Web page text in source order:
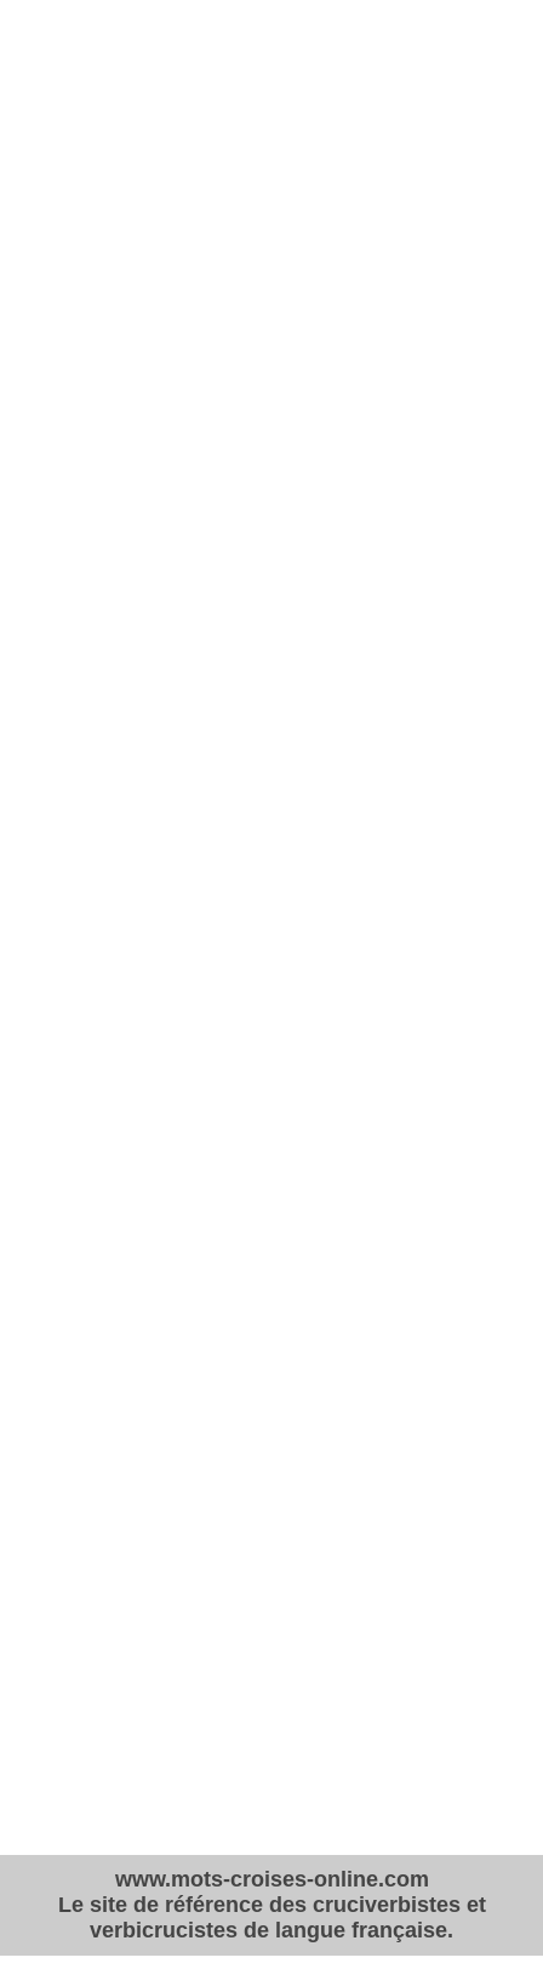
www.mots-croises-online.com
Le site de référence des cruciverbistes et
verbicrucistes de langue française.